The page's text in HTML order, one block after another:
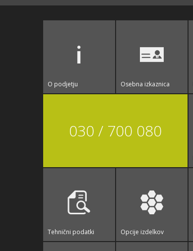
O podjetju Osebna izkaznica
030 / 700 080
Tehnični podatki Opcije izdelkov